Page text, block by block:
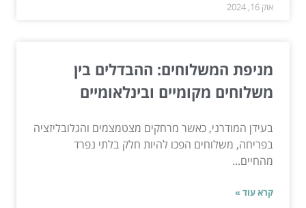
אוק 16, 2024
מניפת המשלוחים: ההבדלים בין
משלוחים מקומיים ובינלאומיים
בעידן המודרני, כאשר מרחקים מצטמצמים והגלובליזציה
בפריחה, משלוחים הפכו להיות חלק בלתי נפרד
מהחיים...
קרא עוד »